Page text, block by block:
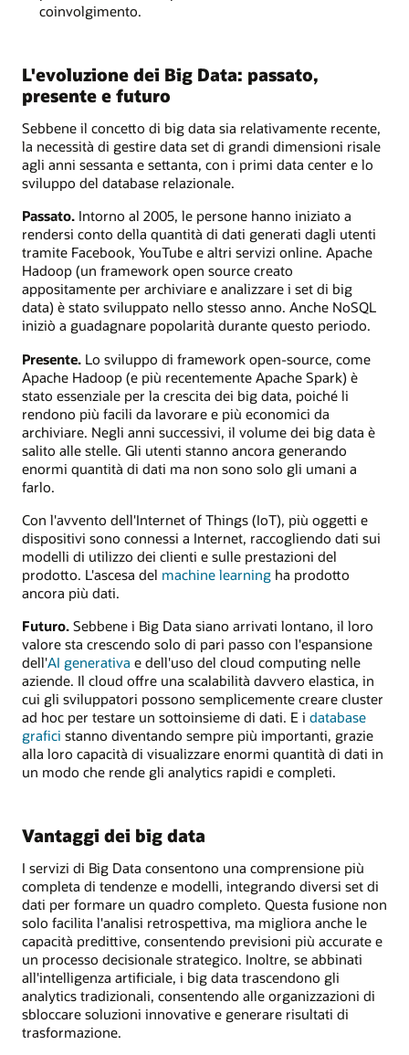
coinvolgimento.
L'evoluzione dei Big Data: passato,
presente e futuro
Sebbene il concetto di big data sia relativamente recente,
la necessità di gestire data set di grandi dimensioni risale
agli anni sessanta e settanta, con i primi data center e lo
sviluppo del database relazionale.
Passato. Intorno al 2005, le persone hanno iniziato a
rendersi conto della quantità di dati generati dagli utenti
tramite Facebook, YouTube e altri servizi online. Apache
Hadoop (un framework open source creato
appositamente per archiviare e analizzare i set di big
data) è stato sviluppato nello stesso anno. Anche NoSQL
iniziò a guadagnare popolarità durante questo periodo.
Presente. Lo sviluppo di framework open-source, come
Apache Hadoop (e più recentemente Apache Spark) è
stato essenziale per la crescita dei big data, poiché li
rendono più facili da lavorare e più economici da
archiviare. Negli anni successivi, il volume dei big data è
salito alle stelle. Gli utenti stanno ancora generando
enormi quantità di dati ma non sono solo gli umani a
farlo.
Con l'avvento dell'Internet of Things (IoT), più oggetti e
dispositivi sono connessi a Internet, raccogliendo dati sui
modelli di utilizzo dei clienti e sulle prestazioni del
prodotto. L'ascesa del machine learning ha prodotto
ancora più dati.
Futuro. Sebbene i Big Data siano arrivati lontano, il loro
valore sta crescendo solo di pari passo con l'espansione
dell'AI generativa e dell'uso del cloud computing nelle
aziende. Il cloud offre una scalabilità davvero elastica, in
cui gli sviluppatori possono semplicemente creare cluster
ad hoc per testare un sottoinsieme di dati. E i database
grafici stanno diventando sempre più importanti, grazie
alla loro capacità di visualizzare enormi quantità di dati in
un modo che rende gli analytics rapidi e completi.
Vantaggi dei big data
I servizi di Big Data consentono una comprensione più
completa di tendenze e modelli, integrando diversi set di
dati per formare un quadro completo. Questa fusione non
solo facilita l'analisi retrospettiva, ma migliora anche le
capacità predittive, consentendo previsioni più accurate e
un processo decisionale strategico. Inoltre, se abbinati
all'intelligenza artificiale, i big data trascendono gli
analytics tradizionali, consentendo alle organizzazioni di
sbloccare soluzioni innovative e generare risultati di
trasformazione.